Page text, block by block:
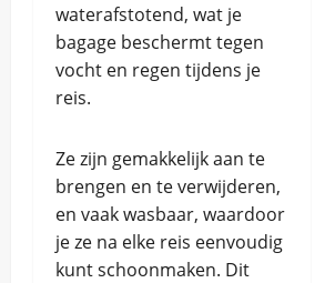
waterafstotend, wat je
bagage beschermt tegen
vocht en regen tijdens je
reis.
Ze zijn gemakkelijk aan te
brengen en te verwijderen,
en vaak wasbaar, waardoor
je ze na elke reis eenvoudig
kunt schoonmaken. Dit